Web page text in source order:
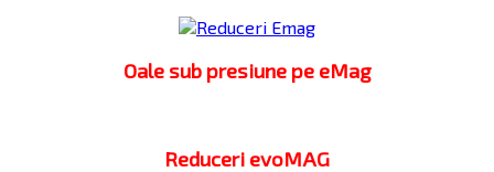
Oale sub presiune pe eMag
Reduceri evoMAG